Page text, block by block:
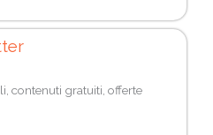
contenuti gratuiti, offerte